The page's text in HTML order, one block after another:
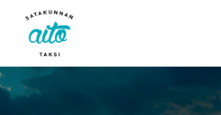
sisältöön